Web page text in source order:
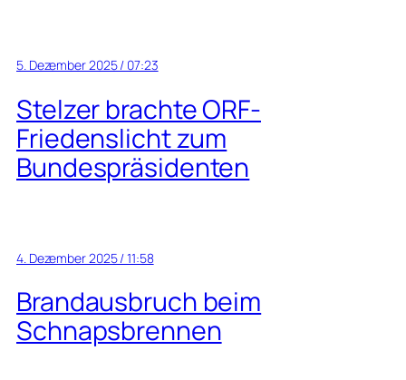
5. Dezember 2025 / 07:23
Stelzer brachte ORF-
Friedenslicht zum
Bundespräsidenten
4. Dezember 2025 / 11:58
Brandausbruch beim
Schnapsbrennen